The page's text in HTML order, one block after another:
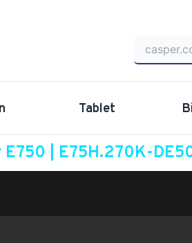
Tablet
| E75H.270K-